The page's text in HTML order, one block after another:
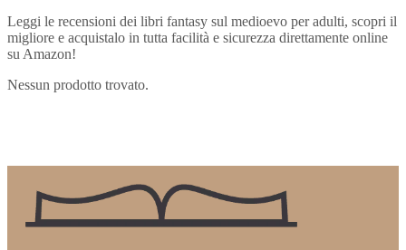
Leggi le recensioni dei libri fantasy sul medioevo per adulti, scopri il
migliore e acquistalo in tutta facilità e sicurezza direttamente online
su Amazon!
Nessun prodotto trovato.